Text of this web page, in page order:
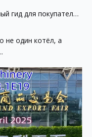
Пивоваренное оборудование: полный гид для покупателя 2026
не один котёл, а